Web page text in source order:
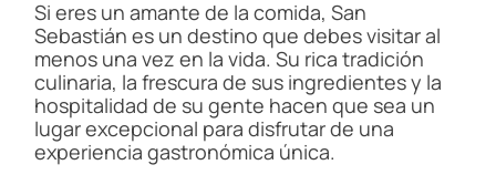
Si eres un amante de la comida, San
Sebastián es un destino que debes visitar al
menos una vez en la vida. Su rica tradición
culinaria, la frescura de sus ingredientes y la
hospitalidad de su gente hacen que sea un
lugar excepcional para disfrutar de una
experiencia gastronómica única.